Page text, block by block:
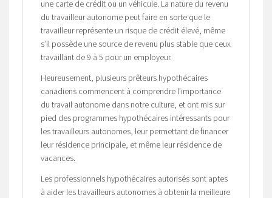
une carte de crédit ou un véhicule. La nature du revenu
du travailleur autonome peut faire en sorte que le
travailleur représente un risque de crédit élevé, même
s’il possède une source de revenu plus stable que ceux
travaillant de 9 à 5 pour un employeur.
Heureusement, plusieurs prêteurs hypothécaires
canadiens commencent à comprendre l’importance
du travail autonome dans notre culture, et ont mis sur
pied des programmes hypothécaires intéressants pour
les travailleurs autonomes, leur permettant de financer
leur résidence principale, et même leur résidence de
vacances.
Les professionnels hypothécaires autorisés sont aptes
à aider les travailleurs autonomes à obtenir la meilleure